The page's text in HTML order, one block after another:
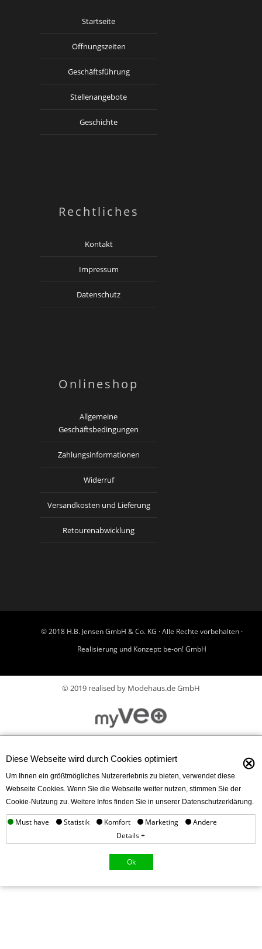
Startseite
Öffnungszeiten
Geschäftsführung
Stellenangebote
Geschichte
Rechtliches
Kontakt
Impressum
Datenschutz
Onlineshop
Allgemeine
Geschäftsbedingungen
Zahlungsinformationen
Widerruf
Versandkosten und Lieferung
Retourenabwicklung
© 2018 H.B. Jensen GmbH & Co. KG · Alle Rechte vorbehalten ·
Realisierung und Konzept: be-on! GmbH
© 2019 realised by Modehaus.de GmbH
Diese Webseite wird durch Cookies optimiert ⊗
Um Ihnen ein größtmögliches Nutzererlebnis zu bieten, verwendet diese
Webseite Cookies. Wenn Sie die Webseite weiter nutzen, stimmen Sie der
Cookie-Nutzung zu. Weitere Infos finden Sie in unserer Datenschutzerklärung.
Must have Statistik Komfort Marketing
Andere
Details +
Ok